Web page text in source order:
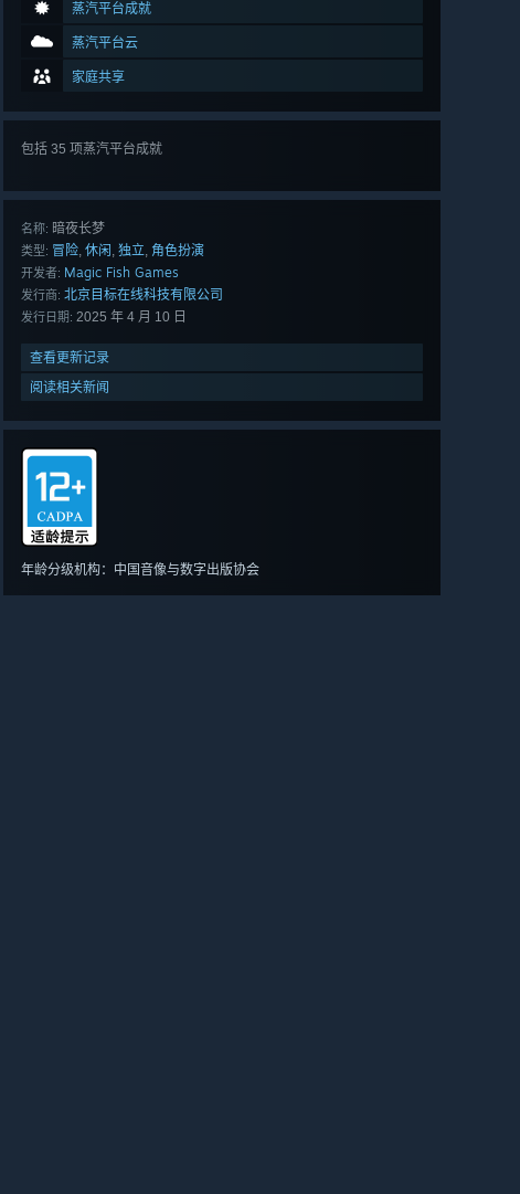
蒸汽平台成就
蒸汽平台云
家庭共享
包括 35 项蒸汽平台成就
名称: 暗夜长梦
类型: 冒险, 休闲, 独立, 角色扮演
开发者: Magic Fish Games
发行商: 北京目标在线科技有限公司
发行日期: 2025 年 4 月 10 日
查看更新记录
阅读相关新闻
年龄分级机构：中国音像与数字出版协会